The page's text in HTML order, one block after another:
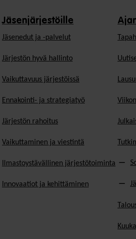
Jäsenjärjestöille
Jäsen­edut ja -palvelut
Järjestön hyvä hallinto
Vaikuttavuus järjestöissä
Ennakointi- ja strategiatyö
Järjestön rahoitus
Vaikuttaminen ja viestintä
Ilmastoystävällinen järjestötoiminta
Innovaatiot ja kehittäminen